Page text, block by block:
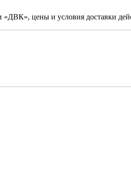
цены и условия доставки